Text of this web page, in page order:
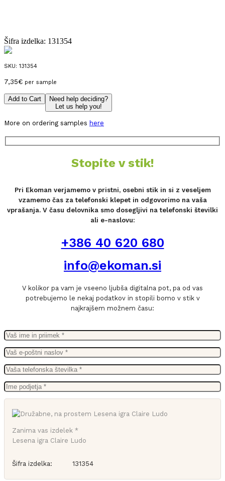
Šifra izdelka: 131354
SKU: 131354
7,35€ per sample
Add to Cart
Need help deciding?
Let us help you!
More on ordering samples here
Stopite v stik!
Pri Ekoman verjamemo v pristni, osebni stik in si z veseljem
vzamemo čas za telefonski klepet in odgovorimo na vaša
vprašanja. V času delovnika smo dosegljivi na telefonski številki
ali e-naslovu:
+386 40 620 680
info@ekoman.si
V kolikor pa vam je vseeno ljubša digitalna pot, pa od vas
potrebujemo le nekaj podatkov in stopili bomo v stik v
najkrajšem možnem času:
Zanima vas izdelek *
Lesena igra Claire Ludo
Šifra izdelka: 131354